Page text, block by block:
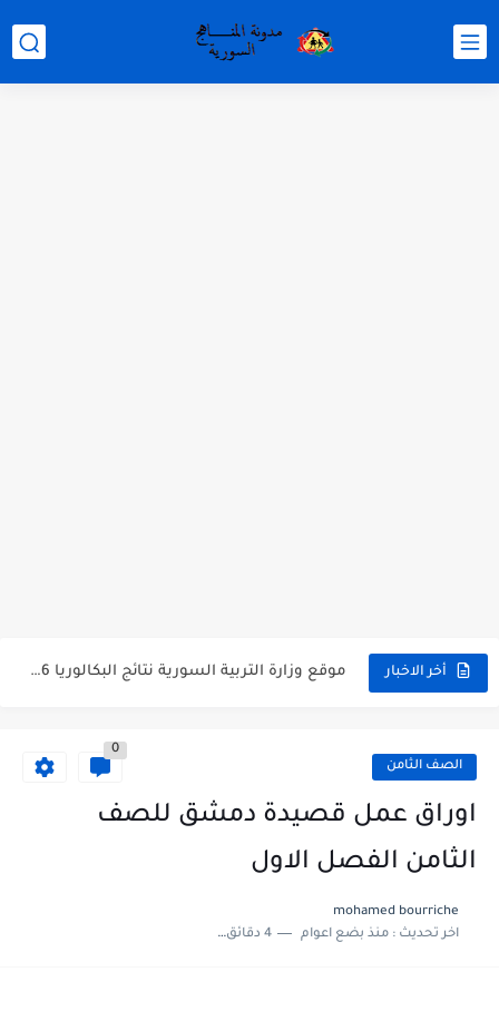
أخر الاخبار اختبار الدرس الثالث والرابع من الوحدة الأولى مع الحل في...
سلم تصحيح مادة اللغة العربية لشهادة التعليم الاساسي والاعدادية الشرعية...
حل أسئلة الكيمياء بكالوريا علمي دورة 2026
الصف الثامن
0
اوراق عمل قصيدة دمشق للصف
الثامن الفصل الاول
mohamed bourriche
اخر تحديث :منذ بضع اعوام 4 دقائق للقراءة